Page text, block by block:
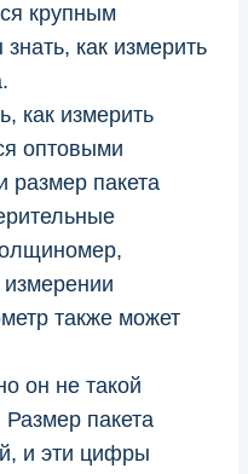
крупным
как измерить
как измерить
оптовыми
размер пакета
также может
он не такой
пакета
и эти цифры